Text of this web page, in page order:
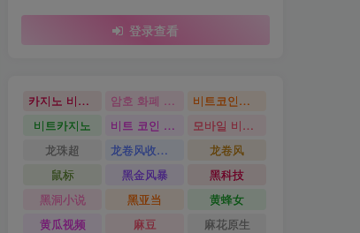
登录查看
카지노 비트코인 암호 화폐 카지노
비트코인카지노
비트카지노
비트 코인 온라인 카지노
모바일 비트 코인 카지노
龙珠超
龙卷风收音机
龙卷风
鼠标
黑金风暴
黑科技
黑洞小说
黑亚当
黄蜂女
黄瓜视频
麻豆 麻花原生